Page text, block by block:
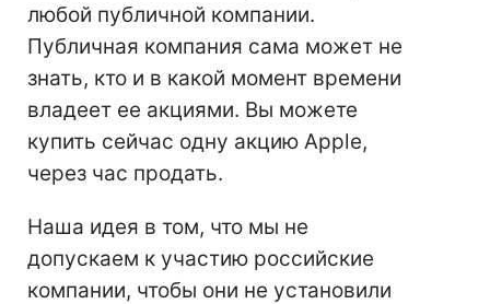
любой публичной компании.
Публичная компания сама может не
знать, кто и в какой момент времени
владеет ее акциями. Вы можете
купить сейчас одну акцию Apple,
через час продать.
Наша идея в том, что мы не
допускаем к участию российские
компании, чтобы они не установили